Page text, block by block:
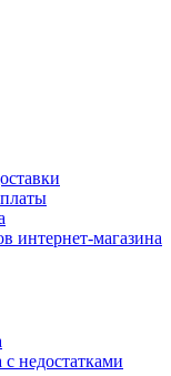
интернет-магазина
с недостатками